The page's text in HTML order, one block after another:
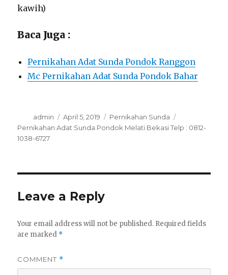
kawih)
Baca Juga :
Pernikahan Adat Sunda Pondok Ranggon
Mc Pernikahan Adat Sunda Pondok Bahar
Author
admin
Posted
on
April 5, 2019 Categories
Pernikahan Sunda
Pernikahan Adat Sunda Pondok Melati Bekasi Telp : 0812-
1038-6727
Leave a Reply
Your email address will not be published. Required fields
are marked *
COMMENT *